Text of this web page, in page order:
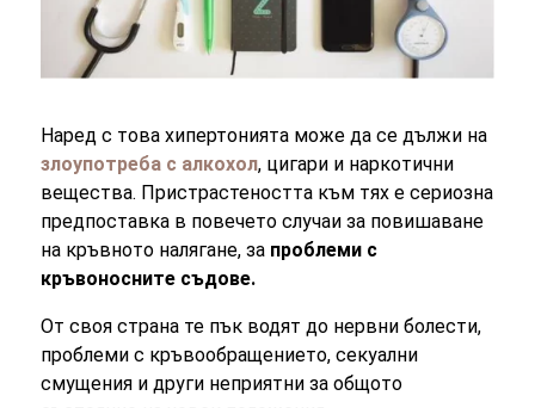
Наред с това хипертонията може да се дължи на
злоупотреба с алкохол, цигари и наркотични
вещества. Пристрастеността към тях е сериозна
предпоставка в повечето случаи за повишаване
на кръвното налягане, за проблеми с
кръвоносните съдове.
От своя страна те пък водят до нервни болести,
проблеми с кръвообращението, секуални
смущения и други неприятни за общото